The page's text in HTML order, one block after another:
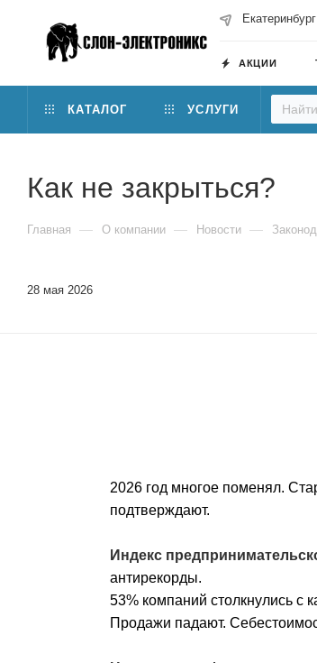
Екатеринбург
АКЦИИ
КАТАЛОГ УСЛУГИ
Как не закрыться?
Главная — О компании — Новости —
28 мая 2026
2026 год многое поменял.
подтверждают.
Индекс
антирекорды.
53% компаний столкнулись с
Продажи падают.